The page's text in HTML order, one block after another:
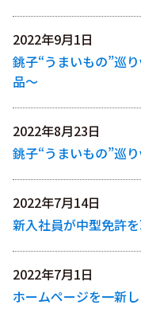
2022年9月1日
銚子“うまいもの”巡
品〜
2022年8月23日
銚子“うまいもの”巡
2022年7月14日
新入社員が中型免許を
2022年7月1日
ホームページを一新し